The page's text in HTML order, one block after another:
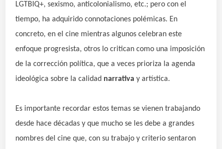
LGTBIQ+, sexismo, anticolonialismo, etc.; pero con el
tiempo, ha adquirido connotaciones polémicas. En
concreto, en el cine mientras algunos celebran este
enfoque progresista, otros lo critican como una imposición
de la corrección política, que a veces prioriza la agenda
ideológica sobre la calidad narrativa y artística.
Es importante recordar estos temas se vienen trabajando
desde hace décadas y que mucho se les debe a grandes
nombres del cine que, con su trabajo y criterio sentaron